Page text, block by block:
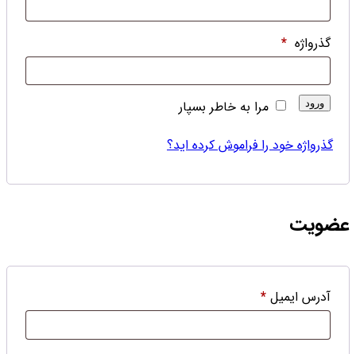
گذرواژه *
مرا به خاطر بسپار ورود
گذرواژه خود را فراموش کرده اید؟
عضویت
آدرس ایمیل *